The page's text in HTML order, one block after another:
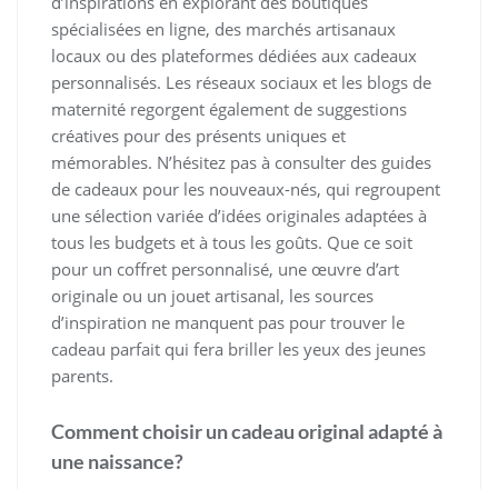
spécialisées en ligne, des marchés artisanaux
locaux ou des plateformes dédiées aux cadeaux
personnalisés. Les réseaux sociaux et les blogs de
maternité regorgent également de suggestions
créatives pour des présents uniques et
mémorables. N’hésitez pas à consulter des guides
de cadeaux pour les nouveaux-nés, qui regroupent
une sélection variée d’idées originales adaptées à
tous les budgets et à tous les goûts. Que ce soit
pour un coffret personnalisé, une œuvre d’art
originale ou un jouet artisanal, les sources
d’inspiration ne manquent pas pour trouver le
cadeau parfait qui fera briller les yeux des jeunes
parents.
Comment choisir un cadeau original adapté à
une naissance?